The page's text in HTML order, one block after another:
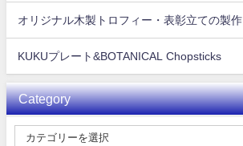
オリジナル木製トロフィー・表彰立ての製作
KUKUプレート&BOTANICAL Chopsticks
Category